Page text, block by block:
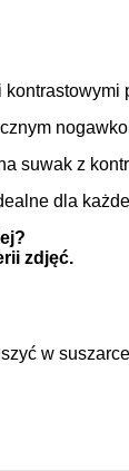
kontrastowymi
suwak z
dla
zdjęć.
w